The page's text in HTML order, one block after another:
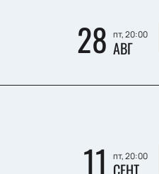
28 пт, 20:00
АВГ
11 пт, 20:00
СЕНТ